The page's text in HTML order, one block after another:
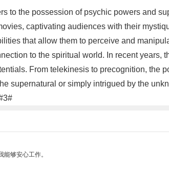
to the possession of psychic powers and
captivating audiences with their
that allow them to perceive and
to the spiritual world. In recent
From telekinesis to precognition, the
supernatural or simply intrigued by the
够安心工作。